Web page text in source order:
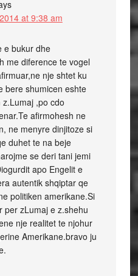
at 9:38 am
e bukur dhe
me diference te vogel
nje shtet ku
bere shumicen eshte
,po cdo
afirmohesh ne
ne menyre dinjitoze si
duhet te na beje
se deri tani jemi
apo Engelit e
autentik shqiptar qe
politiken amerikane.Si
per zLumaj e z.shehu
nje realitet te njohur
Amerikane.bravo ju